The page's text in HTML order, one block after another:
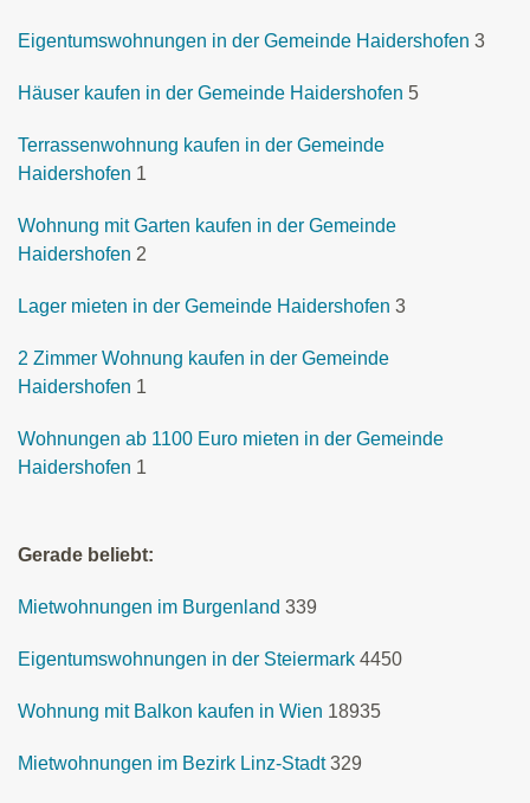
Eigentumswohnungen in der Gemeinde Haidershofen 3
Häuser kaufen in der Gemeinde Haidershofen 5
Terrassenwohnung kaufen in der Gemeinde
Haidershofen 1
Wohnung mit Garten kaufen in der Gemeinde
Haidershofen 2
Lager mieten in der Gemeinde Haidershofen 3
2 Zimmer Wohnung kaufen in der Gemeinde
Haidershofen 1
Wohnungen ab 1100 Euro mieten in der Gemeinde
Haidershofen 1
Gerade beliebt:
Mietwohnungen im Burgenland 339
Eigentumswohnungen in der Steiermark 4450
Wohnung mit Balkon kaufen in Wien 18935
Mietwohnungen im Bezirk Linz-Stadt 329